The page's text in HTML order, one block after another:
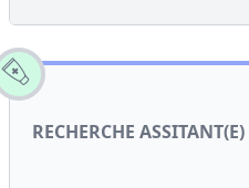
RECHERCHE